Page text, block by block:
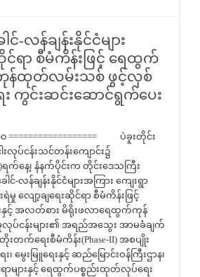
-လန်ချန်းနိုင်ငံများ
င်ရာ စီမံကိန်းဖြင့် ရေထွက်
ကုန်ထုတ်လမ်းသစ် ဖွင့်လှစ်
း ကွင်းဆင်းဆောင်ရွက်ပေး
================== ပဲခူးတိုင်း
းလုပ်ငန်းသင်တန်းကျောင်း၌
က်နေ့၊ နံနက်ပိုင်းက တိုင်းဒေသကြီး
င်-လန်ချန်းနိုင်ငံများအကြား ကျေးရွာ
လျော့ချရေးဆိုင်ရာ စီမံကိန်းဖြင့်
နှင့် အလတ်စား မိရိုးဖလာရေထွက်ကုန်
ငန်းများ၏ အရည်အသွေး အာမခံချက်
းတက်ရေးစီမံကိန်း(Phase-II) အစပျိုး
မွေးမြူရေးနှင့် ဆည်မြောင်းဝန်ကြီးဌာန၊
ာများနှင့် ရေထွက်ပစ္စည်းထုတ်လုပ်ရေး